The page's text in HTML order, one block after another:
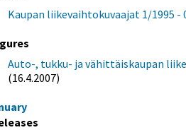
Kaupan liikevaihtokuvaajat 1/1995 -
Auto-, tukku- ja vähittäiskaupan
(16.4.2007)